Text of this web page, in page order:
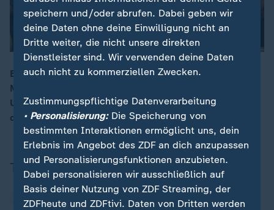
Beim Treffen mit Putin hat der ungarische
Ministerpräsident Orban erneut zu einem Russland-
USA-Gipfel geladen. Bundeskanzler Merz kritisierte
den Besuch in Russland scharf.
Themen
Ungarn Russland
speichern und/oder abrufen. Dabei geben wir
deine Daten ohne deine Einwilligung nicht an
Dritte weiter, die nicht unsere direkten
Dienstleister sind. Wir verwenden deine Daten
auch nicht zu kommerziellen Zwecken.
Zustimmungspflichtige Datenverarbeitung
• Personalisierung:Die Speicherung von
bestimmten Interaktionen ermöglicht uns, dein
Erlebnis im Angebot des ZDF an dich anzupassen
und Personalisierungsfunktionen anzubieten.
Dabei personalisieren wir ausschließlich auf
Basis deiner Nutzung von ZDF Streaming, der
ZDFheute und ZDFtivi. Daten von Dritten werden